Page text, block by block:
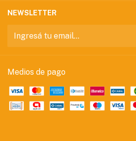
NEWSLETTER
Medios de pago